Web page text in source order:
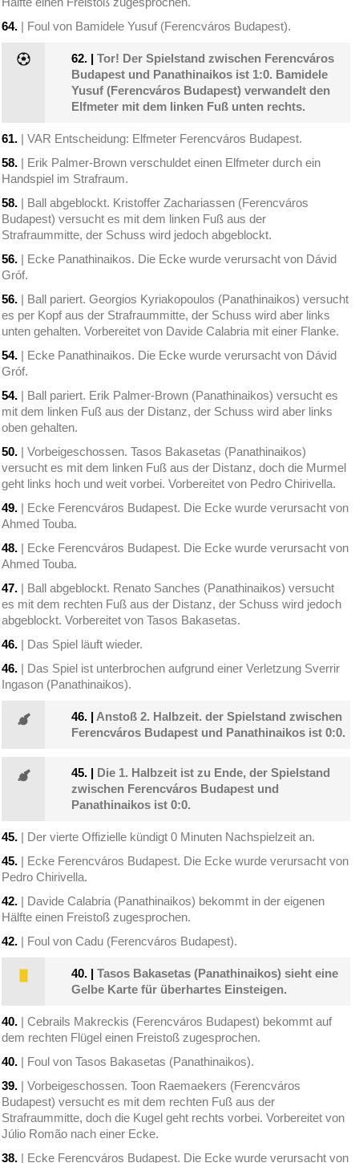
64. | Foul von Bamidele Yusuf (Ferencváros Budapest).
62. |Tor! Der Spielstand zwischen Ferencváros
Budapest und Panathinaikos ist 1:0. Bamidele
Yusuf (Ferencváros Budapest) verwandelt den
Elfmeter mit dem linken Fuß unten rechts.
61. | VAR Entscheidung: Elfmeter Ferencváros Budapest.
58. | Erik Palmer-Brown verschuldet einen Elfmeter durch ein
Handspiel im Strafraum.
58. | Ball abgeblockt. Kristoffer Zachariassen (Ferencváros
Budapest) versucht es mit dem linken Fuß aus der
Strafraummitte, der Schuss wird jedoch abgeblockt.
56. | Ecke Panathinaikos. Die Ecke wurde verursacht von Dávid
Gróf.
56. | Ball pariert. Georgios Kyriakopoulos (Panathinaikos) versucht
es per Kopf aus der Strafraummitte, der Schuss wird aber links
unten gehalten. Vorbereitet von Davide Calabria mit einer Flanke.
54. | Ecke Panathinaikos. Die Ecke wurde verursacht von Dávid
Gróf.
54. | Ball pariert. Erik Palmer-Brown (Panathinaikos) versucht es
mit dem linken Fuß aus der Distanz, der Schuss wird aber links
oben gehalten.
50. | Vorbeigeschossen. Tasos Bakasetas (Panathinaikos)
versucht es mit dem linken Fuß aus der Distanz, doch die Murmel
geht links hoch und weit vorbei. Vorbereitet von Pedro Chirivella.
49. | Ecke Ferencváros Budapest. Die Ecke wurde verursacht von
Ahmed Touba.
48. | Ecke Ferencváros Budapest. Die Ecke wurde verursacht von
Ahmed Touba.
47. | Ball abgeblockt. Renato Sanches (Panathinaikos) versucht
es mit dem rechten Fuß aus der Distanz, der Schuss wird jedoch
abgeblockt. Vorbereitet von Tasos Bakasetas.
46. | Das Spiel läuft wieder.
46. | Das Spiel ist unterbrochen aufgrund einer Verletzung Sverrir
Ingason (Panathinaikos).
46. | Anstoß 2. Halbzeit. der Spielstand zwischen
Ferencváros Budapest und Panathinaikos ist 0:0.
45. | Die 1. Halbzeit ist zu Ende, der Spielstand
zwischen Ferencváros Budapest und
Panathinaikos ist 0:0.
45. | Der vierte Offizielle kündigt 0 Minuten Nachspielzeit an.
45. | Ecke Ferencváros Budapest. Die Ecke wurde verursacht von
Pedro Chirivella.
42. | Davide Calabria (Panathinaikos) bekommt in der eigenen
Hälfte einen Freistoß zugesprochen.
42. | Foul von Cadu (Ferencváros Budapest).
40. |Tasos Bakasetas (Panathinaikos) sieht eine
Gelbe Karte für überhartes Einsteigen.
40. | Cebrails Makreckis (Ferencváros Budapest) bekommt auf
dem rechten Flügel einen Freistoß zugesprochen.
40. | Foul von Tasos Bakasetas (Panathinaikos).
39. | Vorbeigeschossen. Toon Raemaekers (Ferencváros
Budapest) versucht es mit dem rechten Fuß aus der
Strafraummitte, doch die Kugel geht rechts vorbei. Vorbereitet von
Júlio Romão nach einer Ecke.
38. | Ecke Ferencváros Budapest. Die Ecke wurde verursacht von